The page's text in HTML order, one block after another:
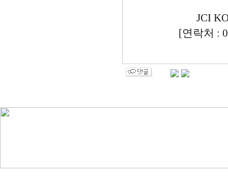
JCI KOREA-
[연락처 : 016-